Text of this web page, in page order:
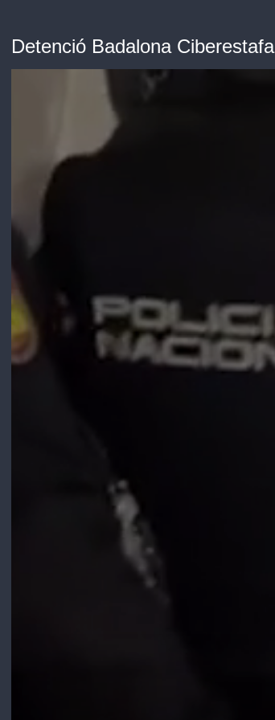
Detenció Badalona Ciberestafa